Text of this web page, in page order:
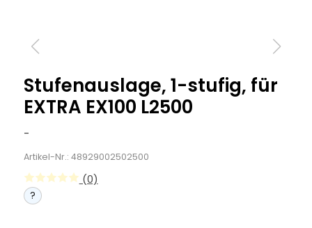
Stufenauslage, 1-stufig, für
EXTRA EX100 L2500
-
Artikel-Nr.: 48929002502500
(0)
?